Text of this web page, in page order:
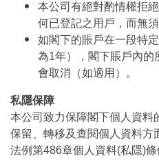
本公司有絕對酌情權拒
何已登記之用戶，而無須
如閣下的賬戶在一段特
為1年），閣下賬戶內的
會取消（如適用）。
私隱保障
本公司致力保障閣下個人資料
保留、轉移及查閱個人資料方
法例第486章個人資料(私隱)條